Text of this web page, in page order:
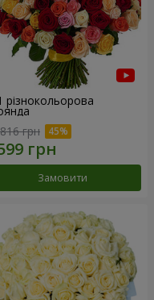
різнокольорова
грн
Замовити